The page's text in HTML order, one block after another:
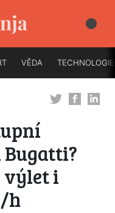
VĚDA TECHNOLOGIE
výlet i
h